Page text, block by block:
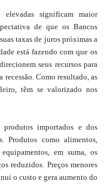
significam maior
de que os Bancos
taxas de juros próximas a
está fazendo com que os
seus recursos para
recessão. Como resultado, as
têm se valorizado nos
importados e dos
Produtos como alimentos,
em suma, os
reduzidos. Preços menores
o custo e gera aumento do